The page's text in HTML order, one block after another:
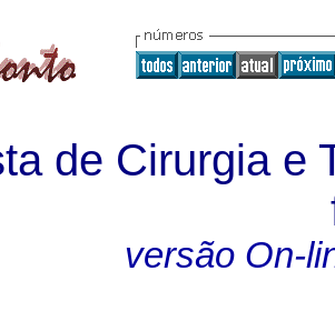
de Cirurgia e
versão On-